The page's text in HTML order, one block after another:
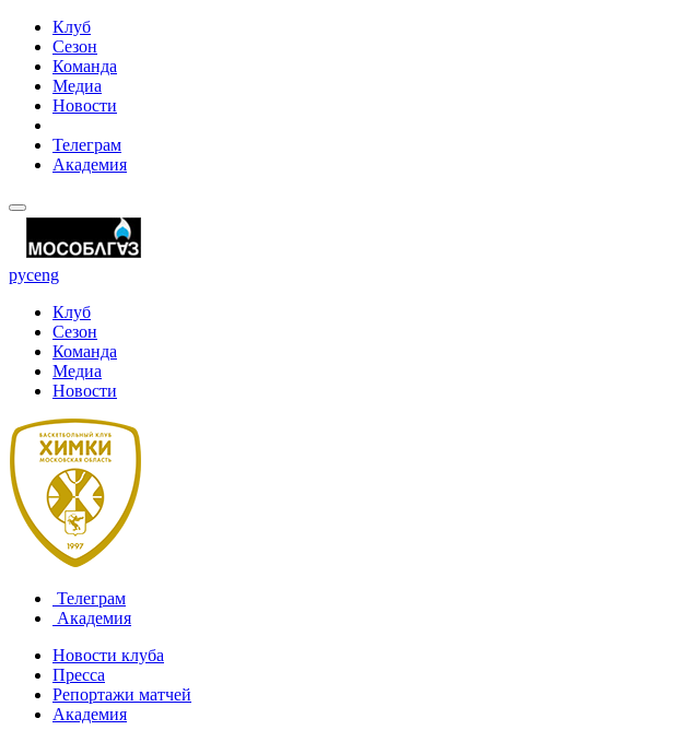
Клуб
Сезон
Команда
Медиа
Новости
Телеграм
Академия
русeng
Клуб
Сезон
Команда
Медиа
Новости
Телеграм
Академия
Новости клуба
Пресса
Репортажи матчей
Академия